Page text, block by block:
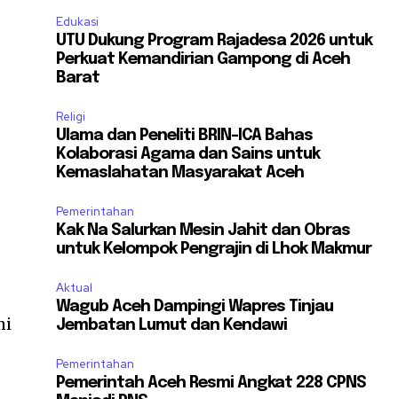
Edukasi
UTU Dukung Program Rajadesa 2026 untuk
Perkuat Kemandirian Gampong di Aceh
Barat
Religi
Ulama dan Peneliti BRIN-ICA Bahas
Kolaborasi Agama dan Sains untuk
Kemaslahatan Masyarakat Aceh
Pemerintahan
Kak Na Salurkan Mesin Jahit dan Obras
untuk Kelompok Pengrajin di Lhok Makmur
Aktual
Wagub Aceh Dampingi Wapres Tinjau
Jembatan Lumut dan Kendawi
Pemerintahan
Pemerintah Aceh Resmi Angkat 228 CPNS